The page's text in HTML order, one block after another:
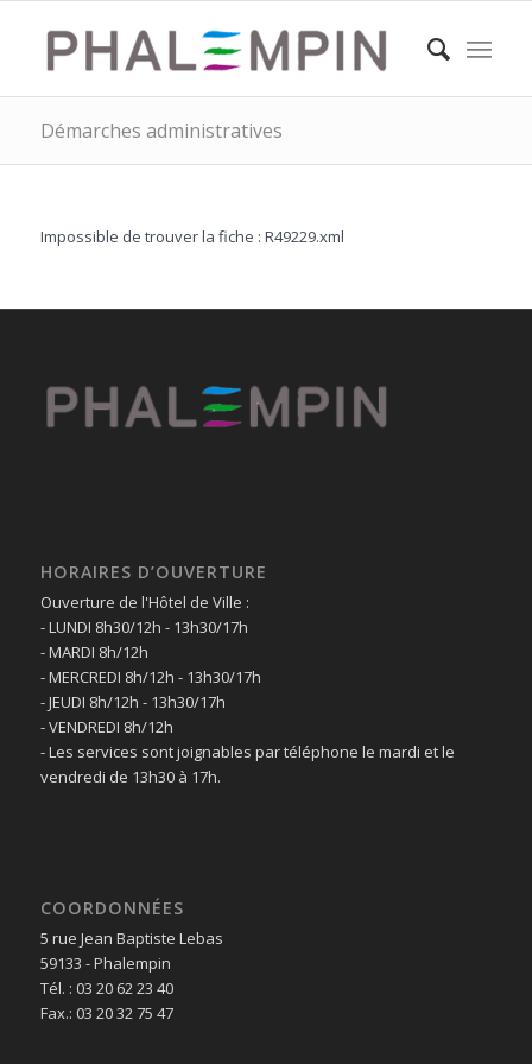
Démarches administratives
Impossible de trouver la fiche : R49229.xml
HORAIRES D’OUVERTURE
Ouverture de l'Hôtel de Ville :
- LUNDI 8h30/12h - 13h30/17h
- MARDI 8h/12h
- MERCREDI 8h/12h - 13h30/17h
- JEUDI 8h/12h - 13h30/17h
- VENDREDI 8h/12h
- Les services sont joignables par téléphone le mardi et le
vendredi de 13h30 à 17h.
COORDONNÉES
5 rue Jean Baptiste Lebas
59133 - Phalempin
Tél. : 03 20 62 23 40
Fax.: 03 20 32 75 47